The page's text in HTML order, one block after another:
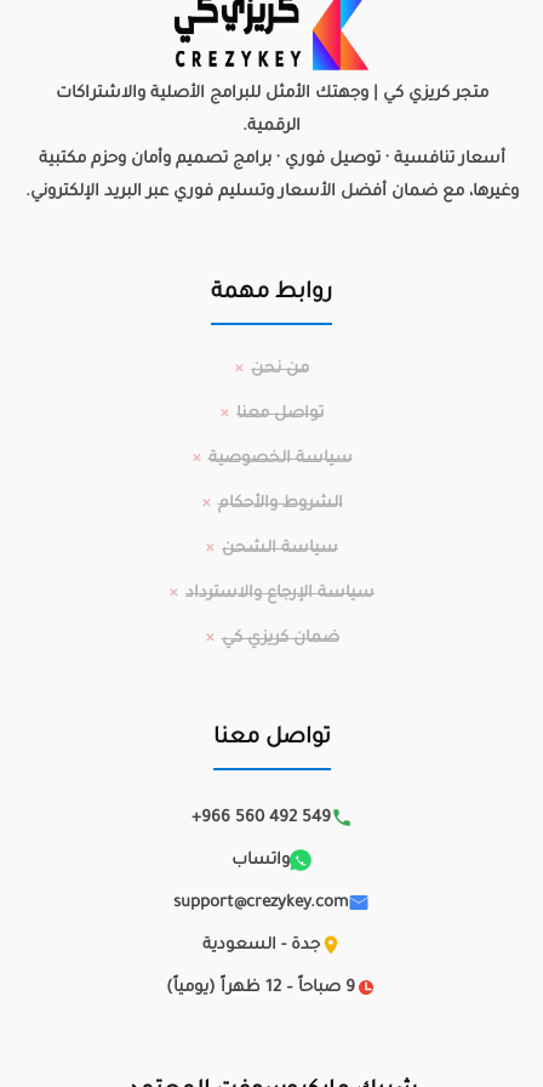
+966560492549
متجر كريزي كي | وجهتك الأمثل للبرامج الأصلية والاشتراكات
الرقمية.
أسعار تنافسية · توصيل فوري · برامج تصميم وأمان وحزم مكتبية
وغيرها، مع ضمان أفضل الأسعار وتسليم فوري عبر البريد الإلكتروني.
روابط مهمة
من نحن
تواصل معنا
سياسة الخصوصية
الشروط والأحكام
سياسة الشحن
سياسة الإرجاع والاسترداد
ضمان كريزي كي
تواصل معنا
+966 560 492 549
واتساب
support@crezykey.com
جدة - السعودية
9 صباحاً – 12 ظهراً (يومياً)